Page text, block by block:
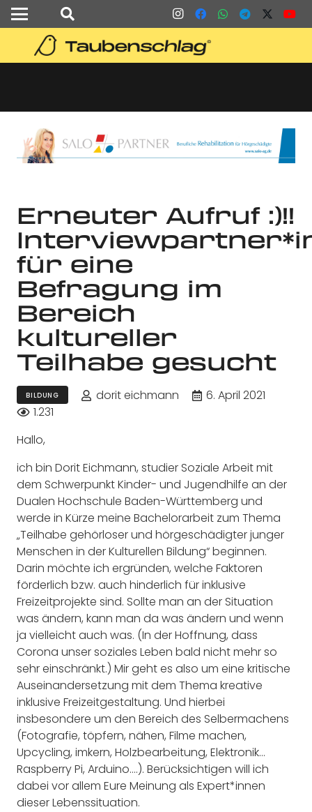
Erneuter Aufruf :)!!
für eine
Befragung im
Bereich
kultureller
Teilhabe gesucht
BILDUNG dorit eichmann
6. April 2021
1.231
Hallo,
ich bin Dorit Eichmann, studier Soziale Arbeit mit
dem Schwerpunkt Kinder- und Jugendhilfe an der
Dualen Hochschule Baden-Württemberg und
werde in Kürze meine Bachelorarbeit zum Thema
„Teilhabe gehörloser und hörgeschädigter junger
Menschen in der Kulturellen Bildung“ beginnen.
Darin möchte ich ergründen, welche Faktoren
förderlich bzw. auch hinderlich für inklusive
Freizeitprojekte sind. Sollte man an der Situation
was ändern, kann man da was ändern und wenn
ja vielleicht auch was. (In der Hoffnung, dass
Corona unser soziales Leben bald nicht mehr so
sehr einschränkt.) Mir geht es also um eine kritische
Auseinandersetzung mit dem Thema kreative
inklusive Freizeitgestaltung. Und hierbei
insbesondere um den Bereich des Selbermachens
(Fotografie, töpfern, nähen, Filme machen,
Upcycling, imkern, Holzbearbeitung, Elektronik…
Raspberry Pi, Arduino….). Berücksichtigen will ich
dabei vor allem Eure Meinung als Expert*innen
dieser Lebenssituation.